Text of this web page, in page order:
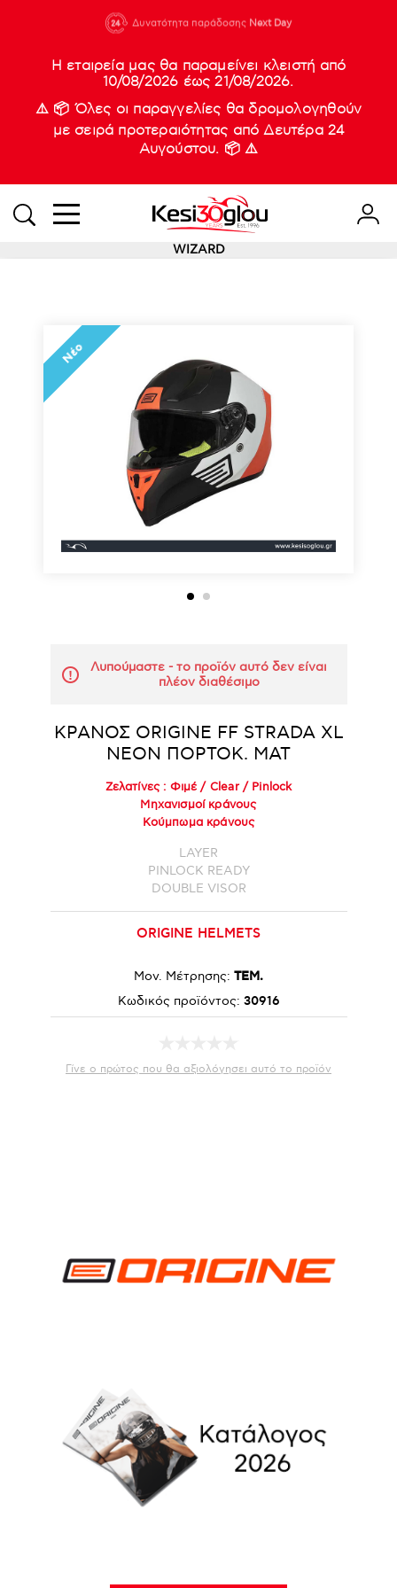
210 88 21
933
Δυνατότητα παράδοσης Next Day
Νέες
Η εταιρεία μας θα παραμείνει κλειστή από
10/08/2026 έως 21/08/2026.
⚠️ 📦 Όλες οι παραγγελίες θα δρομολογηθούν
με σειρά προτεραιότητας από Δευτέρα 24
Αυγούστου. 📦 ⚠️
WIZARD
Νέο
Λυπούμαστε - το προϊόν αυτό δεν είναι
πλέον διαθέσιμο
ΚΡΑΝΟΣ ORIGINE FF STRADA XL
NEON ΠΟΡΤΟΚ. ΜΑΤ
Ζελατίνες : Φιμέ / Clear/ Pinlock
Μηχανισμοί κράνους
Κούμπωμα κράνους
LAYER
PINLOCK READY
DOUBLE VISOR
ORIGINE HELMETS
Μον. Μέτρησης: ΤΕΜ.
Κωδικός προϊόντος: 30916
Γίνε ο πρώτος που θα αξιολόγησει αυτό το προϊόν